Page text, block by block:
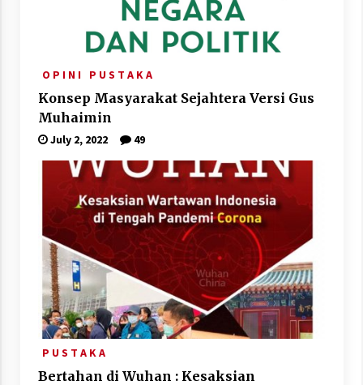
O P I N I P U S T A K A
Konsep Masyarakat Sejahtera Versi Gus
Muhaimin
July 2, 2022 49
P U S T A K A
Bertahan di Wuhan : Kesaksian